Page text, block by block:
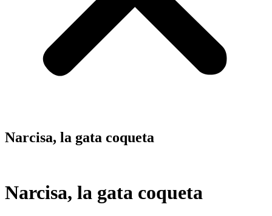
Narcisa, la gata coqueta
Narcisa, la gata coqueta